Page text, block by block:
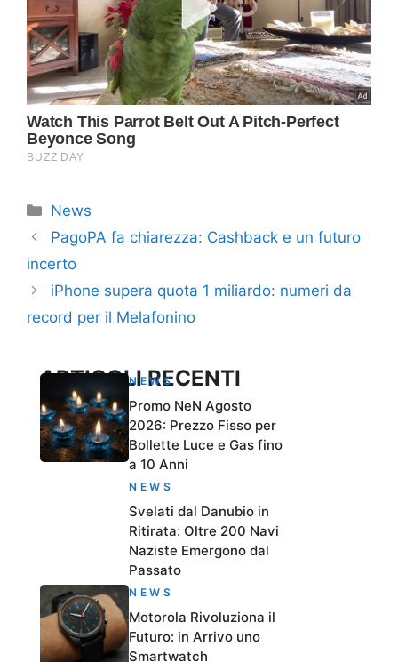
Categorie
News
PagoPA fa chiarezza: Cashback e un futuro
incerto
iPhone supera quota 1 miliardo: numeri da
record per il Melafonino
ARTICOLI RECENTI
NEWS
Promo NeN Agosto
2026: Prezzo Fisso per
Bollette Luce e Gas fino
a 10 Anni
NEWS
Svelati dal Danubio in
Ritirata: Oltre 200 Navi
Naziste Emergono dal
Passato
NEWS
Motorola Rivoluziona il
Futuro: in Arrivo uno
Smartwatch